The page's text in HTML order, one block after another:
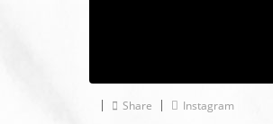
Share Instagram